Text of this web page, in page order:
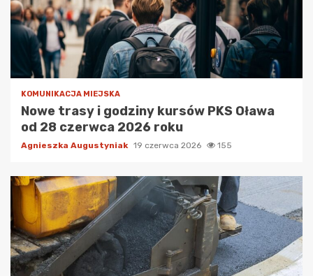
KOMUNIKACJA MIEJSKA
Nowe trasy i godziny kursów PKS Oława
od 28 czerwca 2026 roku
Agnieszka Augustyniak 19 czerwca 2026 155